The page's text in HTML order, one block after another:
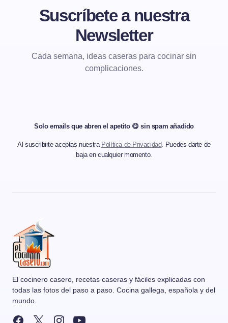
Suscríbete a nuestra
Newsletter
Cada semana, ideas caseras para cocinar sin
complicaciones.
Solo emails que abren el apetito 😋 sin spam añadido
Al suscribirte aceptas nuestra Política de Privacidad. Puedes darte de
baja en cualquier momento.
El cocinero casero, recetas caseras y fáciles explicadas con
todas las fotos del paso a paso. Cocina gallega, española y del
mundo.